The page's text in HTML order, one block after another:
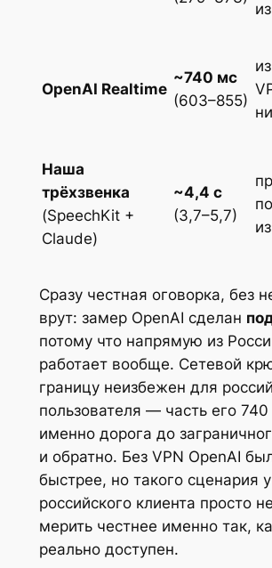
OpenAI Realtime
~740 мс
(603–855)
Наша
трёхзвенка
(SpeechKit +
Claude)
~4,4 с
(3,7–5,7)
Сразу честная оговорка, без
врут: замер OpenAI сделан
потому что напрямую из
работает вообще. Сетевой
границу неизбежен для
пользователя — часть его
именно дорога до
и обратно. Без VPN OpenAI
быстрее, но такого сценария у
российского клиента просто
мерить честнее именно так,
реально доступен.